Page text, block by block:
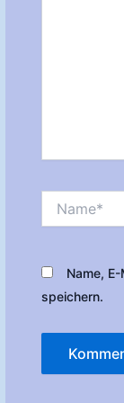
Name,
speichern.